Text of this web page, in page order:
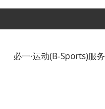
必一·运动(B-Sports)服务